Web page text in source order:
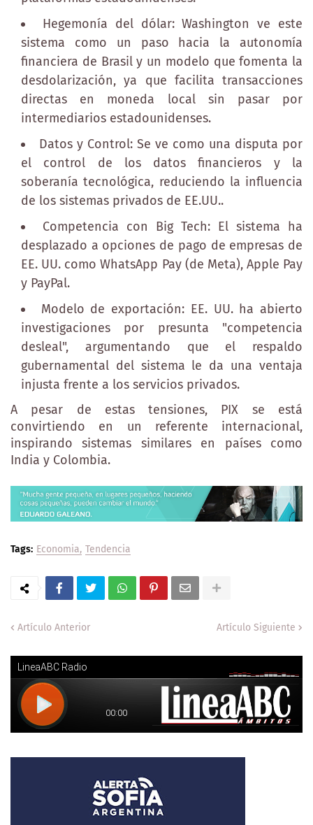
Hegemonía del dólar: Washington ve este
sistema como un paso hacia la autonomía
financiera de Brasil y un modelo que fomenta la
desdolarización, ya que facilita transacciones
directas en moneda local sin pasar por
intermediarios estadounidenses.
Datos y Control: Se ve como una disputa por
el control de los datos financieros y la
soberanía tecnológica, reduciendo la influencia
de los sistemas privados de EE.UU..
Competencia con Big Tech: El sistema ha
desplazado a opciones de pago de empresas de
EE. UU. como WhatsApp Pay (de Meta), Apple Pay
y PayPal.
Modelo de exportación: EE. UU. ha abierto
investigaciones por presunta "competencia
desleal", argumentando que el respaldo
gubernamental del sistema le da una ventaja
injusta frente a los servicios privados.
A pesar de estas tensiones, PIX se está
convirtiendo en un referente internacional,
inspirando sistemas similares en países como
India y Colombia.
Tags: Economia Tendencia
Artículo Anterior Artículo Siguiente